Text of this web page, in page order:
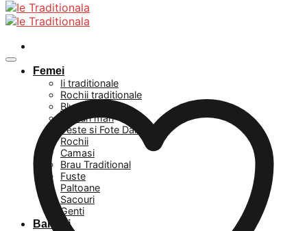
Femei
Ii traditionale
Rochii traditionale
Bluze
Masuri mari
Veste si Fote Dama
Rochii
Camasi
Brau Traditional
Fuste
Paltoane
Sacouri
Genti
Barbati